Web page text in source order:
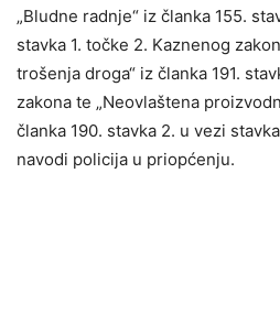
„Bludne radnje“ iz članka 155.
stavka 1. točke 2. Kaznenog
trošenja droga“ iz članka 191.
zakona te „Neovlaštena
članka 190. stavka 2. u vezi
navodi policija u priopćenju.